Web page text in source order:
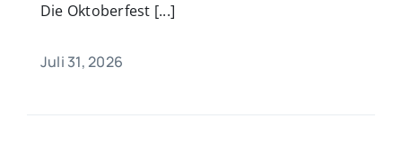
Die Oktoberfest [...]
Juli 31, 2026